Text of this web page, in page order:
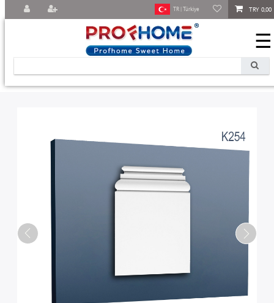
TRY 0,00
TR | Türkiye
☰